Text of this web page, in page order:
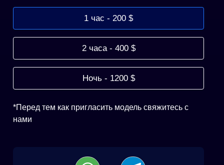
1 час - 200 $
2 часа - 400 $
Ночь - 1200 $
*Перед тем как пригласить модель свяжитесь с
нами